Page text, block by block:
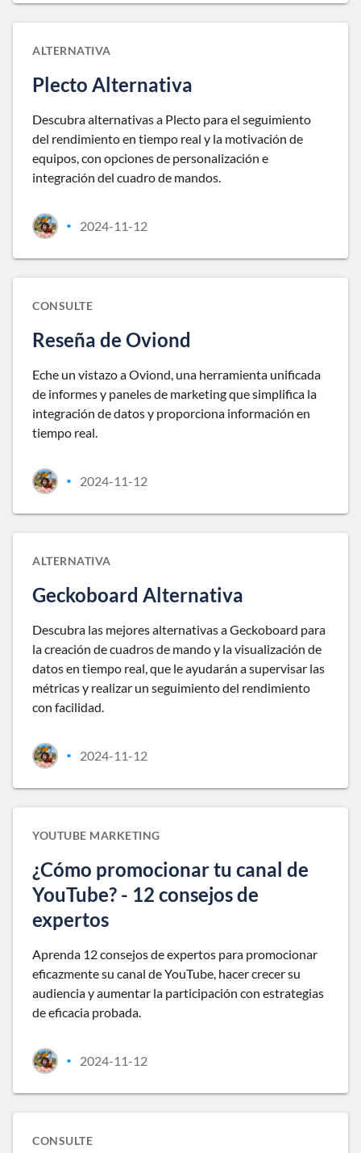
ALTERNATIVA
Plecto Alternativa
Descubra alternativas a Plecto para el seguimiento
del rendimiento en tiempo real y la motivación de
equipos, con opciones de personalización e
integración del cuadro de mandos.
• 2024-11-12
CONSULTE
Reseña de Oviond
Eche un vistazo a Oviond, una herramienta unificada
de informes y paneles de marketing que simplifica la
integración de datos y proporciona información en
tiempo real.
• 2024-11-12
ALTERNATIVA
Geckoboard Alternativa
Descubra las mejores alternativas a Geckoboard para
la creación de cuadros de mando y la visualización de
datos en tiempo real, que le ayudarán a supervisar las
métricas y realizar un seguimiento del rendimiento
con facilidad.
• 2024-11-12
YOUTUBE MARKETING
¿Cómo promocionar tu canal de
YouTube? - 12 consejos de
expertos
Aprenda 12 consejos de expertos para promocionar
eficazmente su canal de YouTube, hacer crecer su
audiencia y aumentar la participación con estrategias
de eficacia probada.
• 2024-11-12
CONSULTE